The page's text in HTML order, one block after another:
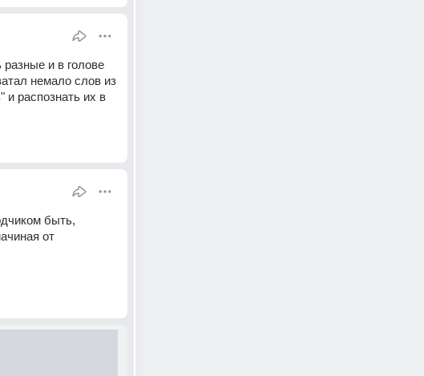
и в голове
немало слов из
и распознать их в
быть,
от